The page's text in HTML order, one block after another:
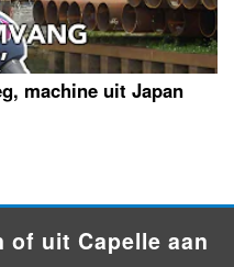
machine uit Japan
of uit Capelle aan